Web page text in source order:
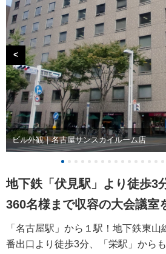
ビル外観｜名古屋サンスカイルーム店
<
地下鉄「伏見駅」より徒歩3
360名様まで収容の大会議室
「名古屋駅」から１駅！地下鉄東
番出口より徒歩3分、「栄駅」から